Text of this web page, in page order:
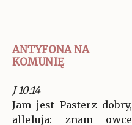
ANTYFONA NA
KOMUNIĘ
J 10:14
Jam jest Pasterz dobry,
alleluja: znam owce